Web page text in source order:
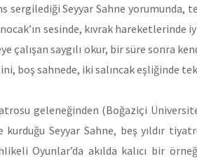
sergilediği Seyyar Sahne yorumunda,
sesinde, kıvrak
çalışan saygılı okur, bir süre sonra
boş sahnede, iki salıncak eşliğinde
geleneğinden (Boğaziçi
kurduğu Seyyar Sahne, beş yıldır
Oyunlar’da akılda kalıcı bir